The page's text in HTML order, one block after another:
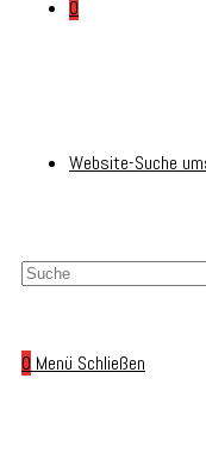
0
Website-Suche
0 Menü Schließen